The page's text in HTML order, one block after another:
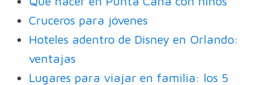
Cruceros para jóvenes
Hoteles adentro de Disney en Orlando:
ventajas
Lugares para viajar en familia: los 5